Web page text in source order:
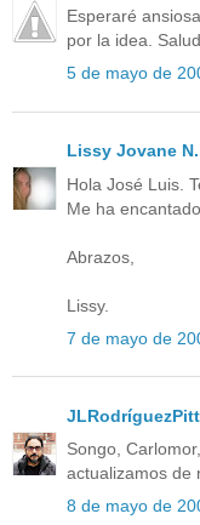
Esperaré
por la idea.
5 de mayo de
Lissy Jovane N.
Hola José Luis.
Me ha
Abrazos,
Lissy.
7 de mayo de
Songo,
actualizamos de
8 de mayo de